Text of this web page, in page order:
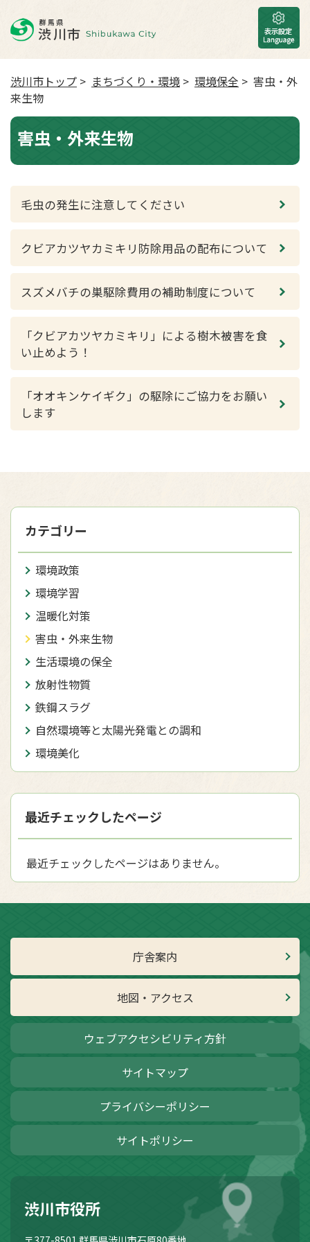
渋川市トップ > まちづくり・環境 > 環境保全 > 害虫・外
来生物
害虫・外来生物
毛虫の発生に注意してください
クビアカツヤカミキリ防除用品の配布について
スズメバチの巣駆除費用の補助制度について
「クビアカツヤカミキリ」による樹木被害を食
い止めよう！
「オオキンケイギク」の駆除にご協力をお願い
します
カテゴリー
環境政策
環境学習
温暖化対策
害虫・外来生物
生活環境の保全
放射性物質
鉄鋼スラグ
自然環境等と太陽光発電との調和
環境美化
最近チェックしたページ
最近チェックしたページはありません。
庁舎案内
地図・アクセス
ウェブアクセシビリティ方針
サイトマップ
プライバシーポリシー
サイトポリシー
渋川市役所